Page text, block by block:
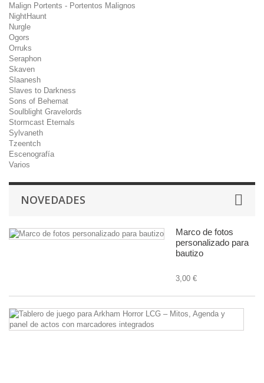
Malign Portents - Portentos Malignos
NightHaunt
Nurgle
Ogors
Orruks
Seraphon
Skaven
Slaanesh
Slaves to Darkness
Sons of Behemat
Soulblight Gravelords
Stormcast Eternals
Sylvaneth
Tzeentch
Escenografía
Varios
NOVEDADES
Marco de fotos
personalizado para
bautizo
3,00 €